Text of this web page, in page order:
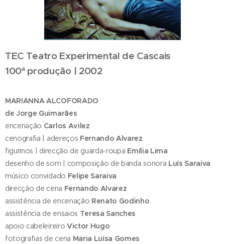
TEC Teatro Experimental de Cascais
100ª produção | 2002
MARIANNA ALCOFORADO
de Jorge Guimarães
encenação Carlos Avilez
cenografia | adereços Fernando Alvarez
figurinos | direcção de guarda-roupa Emília Lima
desenho de som | composição de banda sonora Luís Saraiva
músico convidado Felipe Saraiva
direcção de cena Fernando Alvarez
assistência de encenação Renato Godinho
assistência de ensaios Teresa Sanches
apoio cabeleireiro Victor Hugo
fotografias de cena Maria Luísa Gomes